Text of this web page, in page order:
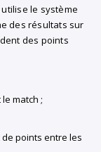
utilise le système
des résultats sur
des points
match ;
points entre les